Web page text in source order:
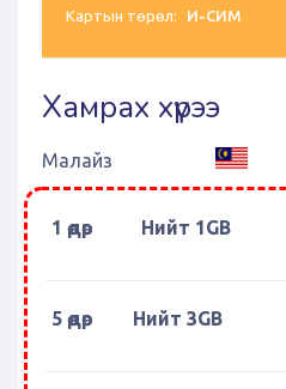
Картын төрөл: И-СИМ
Хамрах хүрээ
Малайз
1 өдөр Нийт 1GB
5 өдөр Нийт 3GB